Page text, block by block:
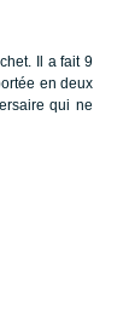
Il a fait 9
en deux
qui ne